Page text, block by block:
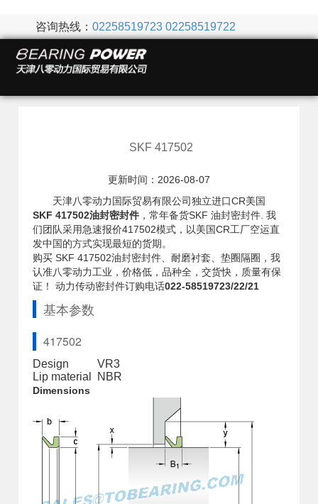
咨询热线： 02258519723 02258519722
SKF 417502
更新时间：2026-08-07
天津八零动力国际贸易有限公司独立进口CR美国
SKF 417502油封密封件 ，常年备货SKF 油封密封件. 我
们团队采用急速报价417502模式，以美国CR工厂空运直
发中国的方式实现最短的货期。
购买 SKF 417502油封密封件、耐磨衬套、垫圈隔圈，我
认准八零动力工业，价格低，品种全，交货快，质量有保
证！ 动力传动密封件订购电话022-58519723/22/21
基本参数
417502
Design
VR3
Lip material
NBR
Dimensions